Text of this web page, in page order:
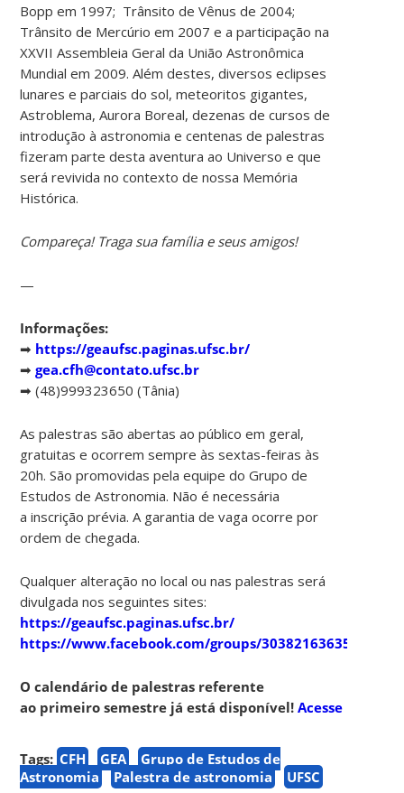
Bopp em 1997; Trânsito de Vênus de 2004;
Trânsito de Mercúrio em 2007 e a participação na
XXVII Assembleia Geral da União Astronômica
Mundial em 2009. Além destes, diversos eclipses
lunares e parciais do sol, meteoritos gigantes,
Astroblema, Aurora Boreal, dezenas de cursos de
introdução à astronomia e centenas de palestras
fizeram parte desta aventura ao Universo e que
será revivida no contexto de nossa Memória
Histórica.
Compareça! Traga sua família e seus amigos!
—
Informações:
➡ https://geaufsc.paginas.ufsc.br/
➡gea.cfh@contato.ufsc.br
➡ (48)999323650 (Tânia)
As palestras são abertas ao público em geral,
gratuitas e ocorrem sempre às sextas-feiras às
20h. São promovidas pela equipe do Grupo de
Estudos de Astronomia. Não é necessária
a inscrição prévia. A garantia de vaga ocorre por
ordem de chegada.
Qualquer alteração no local ou nas palestras será
divulgada nos seguintes sites:
https://geaufsc.paginas.ufsc.br/
https://www.facebook.com/groups/303821636357910
O calendário de palestras referente
ao primeiro semestre já está disponível!Acesse
Tags: CFH GEA
Grupo de Estudos de
Astronomia
Palestra de astronomia UFSC